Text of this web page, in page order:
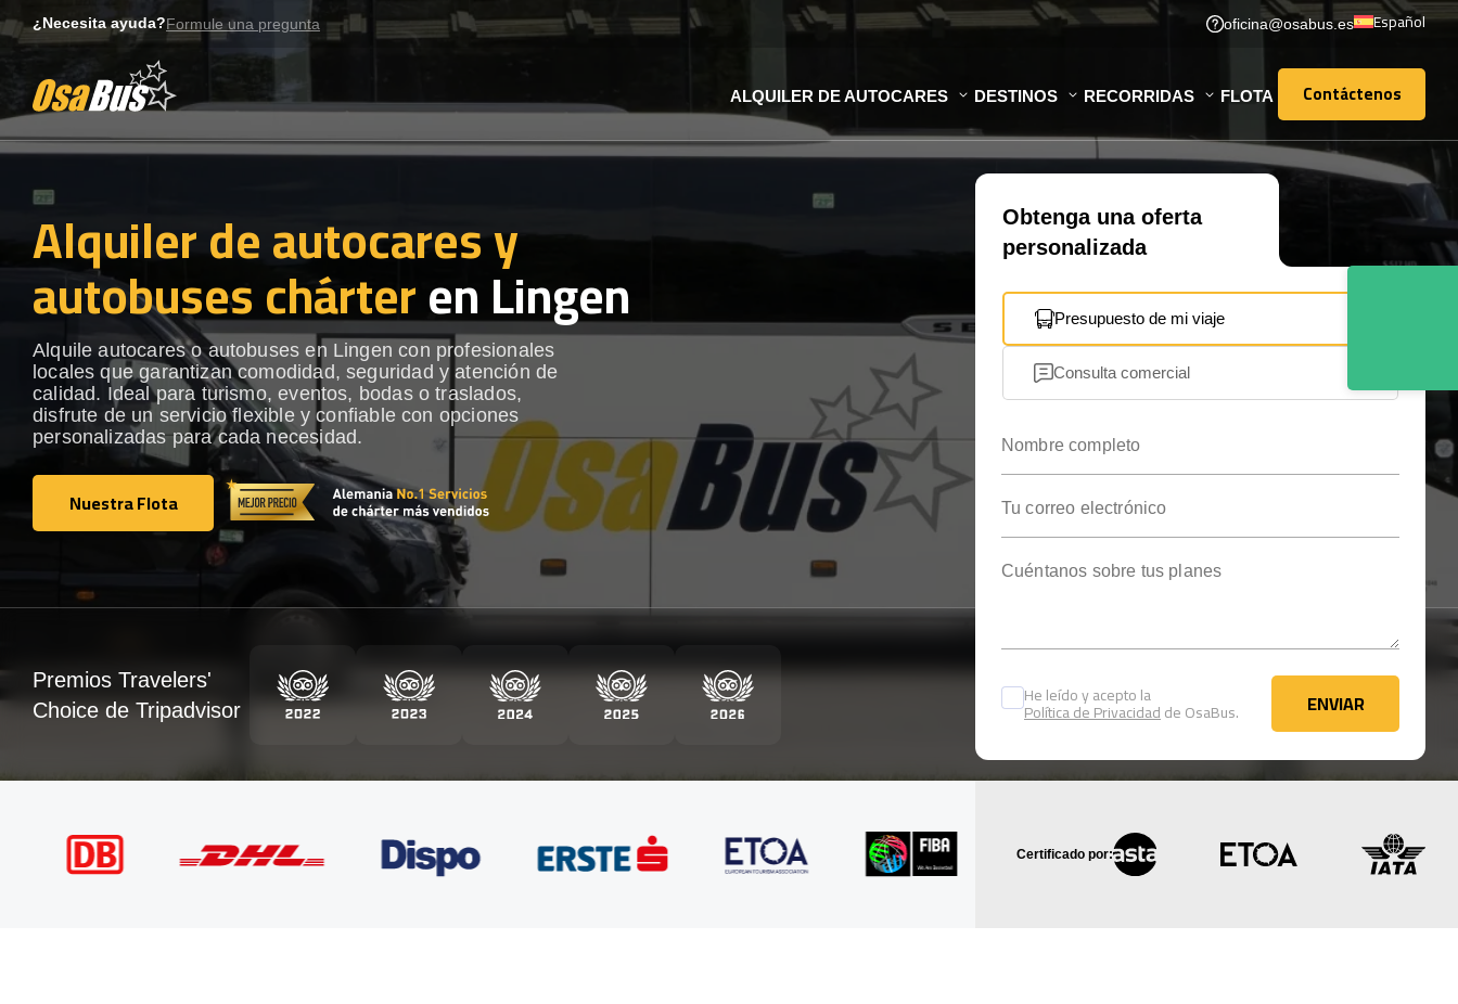
to
¿Necesita ayuda?Formule una pregunta oficina@osabus.es Español
ALQUILER DE AUTOCARES DESTINOS RECORRIDAS FLOTA Contáctenos
Contáctenos
Alquiler de autocares y
autobuses chárteren Lingen
Alquile autocares o autobuses en Lingen con profesionales
locales que garantizan comodidad, seguridad y atención de
calidad. Ideal para turismo, eventos, bodas o traslados,
disfrute de un servicio flexible y confiable con opciones
personalizadas para cada necesidad.
Nuestra Flota
Nuestra Flota
Obtenga una oferta
personalizada
Presupuesto de mi viaje
Consulta comercial
He leído y acepto la
Política de Privacidadde OsaBus. ENVIAR
ENVIAR
Premios Travelers'
Choice de Tripadvisor
Certificado por: